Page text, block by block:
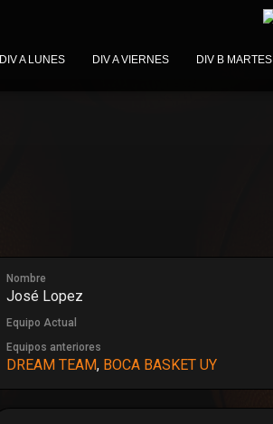
DIV A LUNES DIV A VIERNES DIV B MARTES
Nombre
José Lopez
Equipo Actual
Equipos anteriores
DREAM TEAM, BOCA BASKET UY